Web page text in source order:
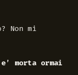
Non mi
morta ormai